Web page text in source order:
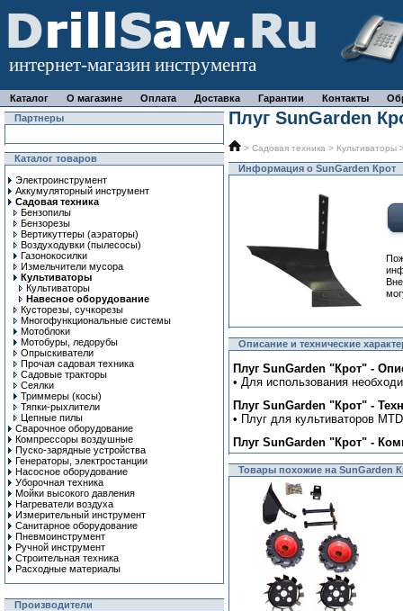
интернет-магазин инструмента
Каталог О магазине Оплата Доставка Гарантии Контакты
Партнеры
Каталог товаров
Электроинструмент
Аккумуляторный инструмент
Садовая техника
Бензопилы
Бензорезы
Вертикуттеры (аэраторы)
Воздуходувки (пылесосы)
Газонокосилки
Измельчители мусора
Культиваторы
Культиваторы
Навесное оборудование
Кусторезы, сучкорезы
Многофункциональные системы
Мотоблоки
Мотобуры, ледорубы
Опрыскиватели
Прочая садовая техника
Садовые тракторы
Сеялки
Триммеры (косы)
Тяпки-рыхлители
Цепные пилы
Сварочное оборудование
Компрессоры воздушные
Пуско-зарядные устройства
Генераторы, электростанции
Насосное оборудование
Уборочная техника
Мойки высокого давления
Нагреватели воздуха
Измерительный инструмент
Санитарное оборудование
Пневмоинструмент
Ручной инcтрумент
Строительная техника
Расходные материалы
Производители
Плуг SunGarden
> Садовая техника > Культиваторы
Информация о SunGarden Крот
Описание и технические
Плуг SunGarden "Крот" -
• Для использования
Плуг SunGarden "Крот" -
• Плуг для культиваторов
Плуг SunGarden "Крот" -
Товары похожие на SunGarden